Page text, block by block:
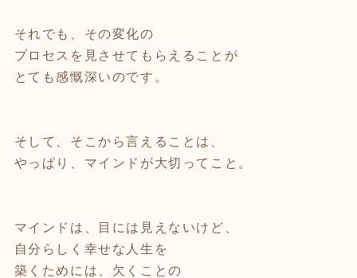
それでも、その変化の
プロセスを見させてもらえることが
とても感慨深いのです。
そして、そこから言えることは、
やっぱり、マインドが大切ってこと。
マインドは、目には見えないけど、
自分らしく幸せな人生を
築くためには、欠くことの